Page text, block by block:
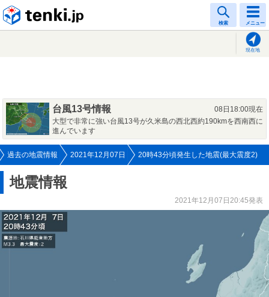
検索 メニュー
現在地
台風13号情報
08日18:00現在
大型で非常に強い台風13号が久米島の西北西約190kmを西南西に
進んでいます
過去の地震情報 2021年12月07日 20時43分頃発生した地震(最大震度2)
地震情報
2021年12月07日20:45発表